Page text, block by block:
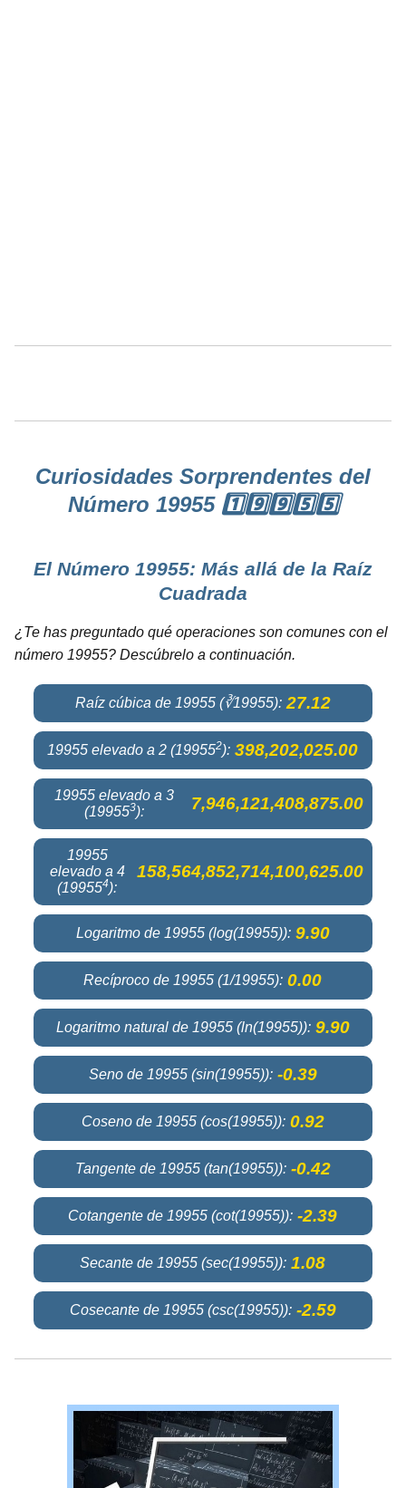
Curiosidades Sorprendentes del
Número 19955 1️⃣9️⃣9️⃣5️⃣5️⃣
El Número 19955: Más allá de la Raíz
Cuadrada
¿Te has preguntado qué operaciones son comunes con el
número 19955? Descúbrelo a continuación.
Raíz cúbica de 19955 (∛19955): 27.12
19955 elevado a 2 (199552): 398,202,025.00
19955 elevado a 3
(199553): 7,946,121,408,875.00
19955
elevado a 4
(199554):
158,564,852,714,100,625.00
Logaritmo de 19955 (log(19955)): 9.90
Recíproco de 19955 (1/19955): 0.00
Logaritmo natural de 19955 (ln(19955)): 9.90
Seno de 19955 (sin(19955)): -0.39
Coseno de 19955 (cos(19955)): 0.92
Tangente de 19955 (tan(19955)): -0.42
Cotangente de 19955 (cot(19955)): -2.39
Secante de 19955 (sec(19955)): 1.08
Cosecante de 19955 (csc(19955)): -2.59